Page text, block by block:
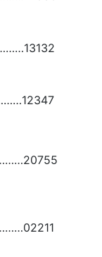
13132
12347
20755
02211